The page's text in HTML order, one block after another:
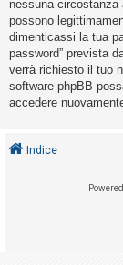
t
t
i
v
i
nessuna circostanza
possono
dimenticassi la tua
password” prevista
verrà richiesto il tuo
software phpBB
accedere
Indice